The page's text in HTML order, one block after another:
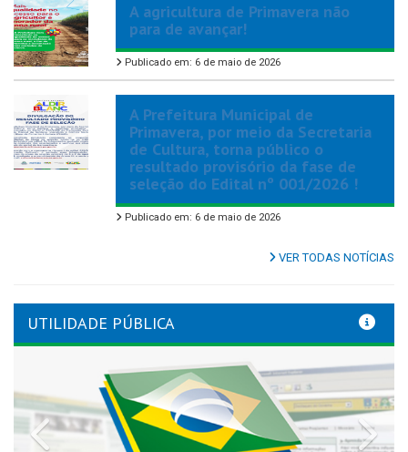
A agricultura de Primavera não
para de avançar!
Publicado em: 6 de maio de 2026
A Prefeitura Municipal de
Primavera, por meio da Secretaria
de Cultura, torna público o
resultado provisório da fase de
seleção do Edital nº 001/2026 !
Publicado em: 6 de maio de 2026
VER TODAS NOTÍCIAS
UTILIDADE PÚBLICA
Previous